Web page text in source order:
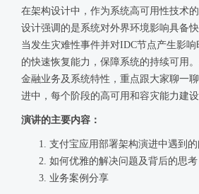
在架构设计中，作为系统高可用性技术
设计强调的是系统对外界环境影响具备
当发生灾难性事件并对IDC节点产生影响
的快速恢复能力，保障系统的持续可用
金融业务及系统特性，重点跟大家聊一
进中，每个阶段的高可用和容灾能力建设
演讲的主要内容：
支付宝应用部署架构演进中遇到的
如何优雅的解决问题及背后的思考
业务案例分享